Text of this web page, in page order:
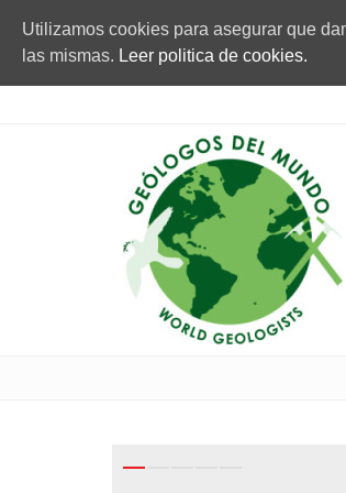
Utilizamos cookies para asegurar que
las mismas. Leer politica de cookies.